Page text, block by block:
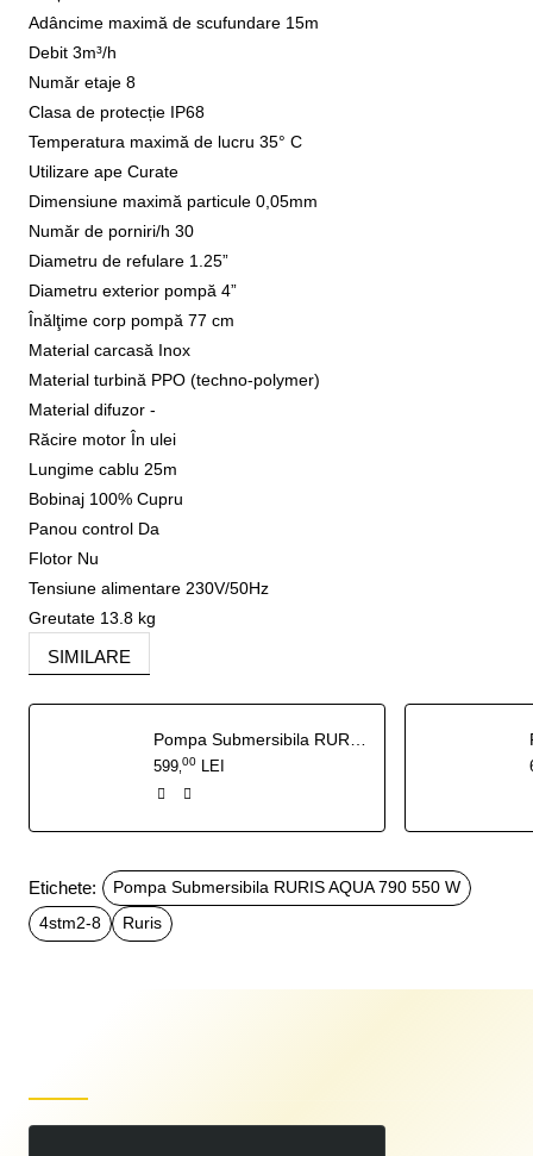
Adâncime maximă de scufundare 15m
Debit 3m³/h
Număr etaje 8
Clasa de protecție IP68
Temperatura maximă de lucru 35° C
Utilizare ape Curate
Dimensiune maximă particule 0,05mm
Număr de porniri/h 30
Diametru de refulare 1.25”
Diametru exterior pompă 4”
Înălţime corp pompă 77 cm
Material carcasă Inox
Material turbină PPO (techno-polymer)
Material difuzor -
Răcire motor În ulei
Lungime cablu 25m
Bobinaj 100% Cupru
Panou control Da
Flotor Nu
Tensiune alimentare 230V/50Hz
Greutate 13.8 kg
SIMILARE
599 00 LEI
Etichete:
Pompa Submersibila RURIS AQUA 790 550 W
4stm2-8
Ruris